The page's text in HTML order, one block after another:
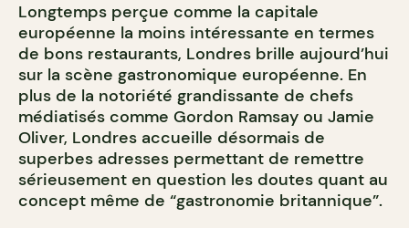
Longtemps perçue comme la capitale
européenne la moins intéressante en termes
de bons restaurants, Londres brille aujourd’hui
sur la scène gastronomique européenne. En
plus de la notoriété grandissante de chefs
médiatisés comme Gordon Ramsay ou Jamie
Oliver, Londres accueille désormais de
superbes adresses permettant de remettre
sérieusement en question les doutes quant au
concept même de “gastronomie britannique”.